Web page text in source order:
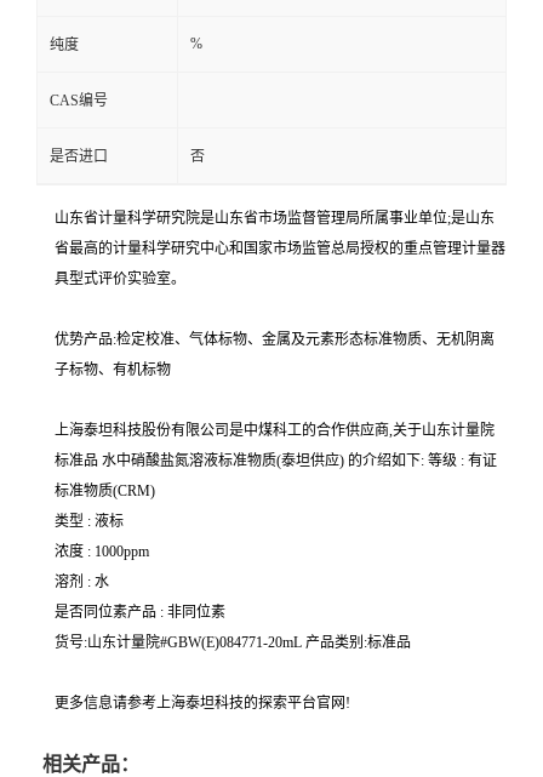
纯度 %
CAS编号
是否进口 否
山东省计量科学研究院是山东省市场监督管理局所属事业单位;是山东
省最高的计量科学研究中心和国家市场监管总局授权的重点管理计量器
具型式评价实验室。
优势产品:检定校准、气体标物、金属及元素形态标准物质、无机阴离
子标物、有机标物
上海泰坦科技股份有限公司是中煤科工的合作供应商,关于山东计量院
标准品 水中硝酸盐氮溶液标准物质(泰坦供应) 的介绍如下: 等级 : 有证
标准物质(CRM)
类型 : 液标
浓度 : 1000ppm
溶剂 : 水
是否同位素产品 : 非同位素
货号:山东计量院#GBW(E)084771-20mL 产品类别:标准品
更多信息请参考上海泰坦科技的探索平台官网!
相关产品：